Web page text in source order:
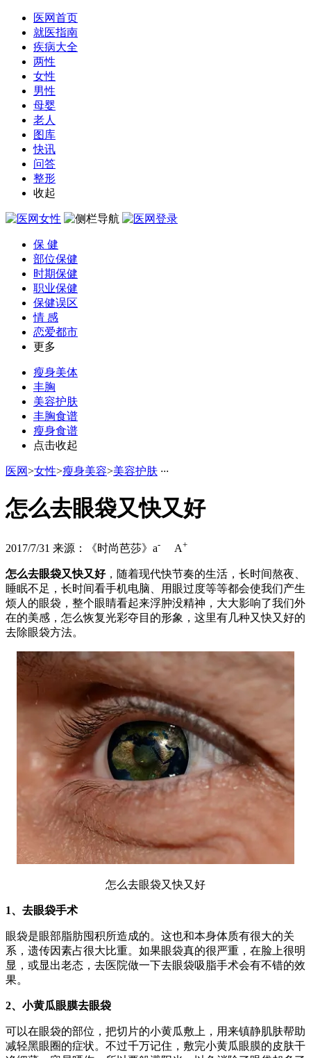
医网首页
就医指南
疾病大全
两性
女性
男性
母婴
老人
图库
快讯
问答
整形
收起
保 健
部位保健
时期保健
职业保健
保健误区
情 感
恋爱都市
更多
瘦身美体
丰胸
美容护肤
丰胸食谱
瘦身食谱
点击收起
医网>女性>瘦身美容>美容护肤 ···
怎么去眼袋又快又好
2017/7/31 来源：《时尚芭莎》 a- A+
怎么去眼袋又快又好，随着现代快节奏的生活，长时间熬夜、
睡眠不足，长时间看手机电脑、用眼过度等等都会使我们产生
烦人的眼袋，整个眼睛看起来浮肿没精神，大大影响了我们外
在的美感，怎么恢复光彩夺目的形象，这里有几种又快又好的
去除眼袋方法。
怎么去眼袋又快又好
1、去眼袋手术
眼袋是眼部脂肪囤积所造成的。这也和本身体质有很大的关
系，遗传因素占很大比重。如果眼袋真的很严重，在脸上很明
显，或显出老态，去医院做一下去眼袋吸脂手术会有不错的效
果。
2、小黄瓜眼膜去眼袋
可以在眼袋的部位，把切片的小黄瓜敷上，用来镇静肌肤帮助
减轻黑眼圈的症状。不过千万记住，敷完小黄瓜眼膜的皮肤干